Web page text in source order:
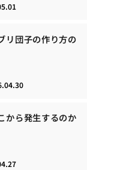
リ団子の作り方の
から発生するのか